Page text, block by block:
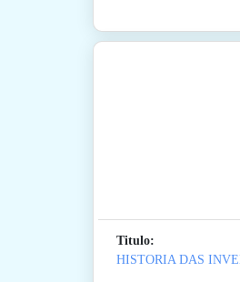
Titulo:
HISTORIA DAS